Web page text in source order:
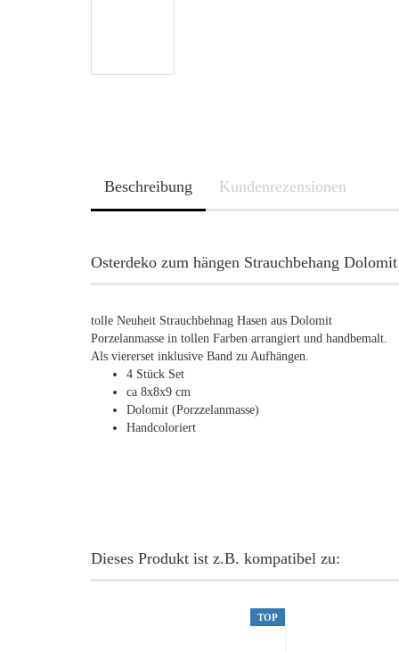
Beschreibung Kundenrezensionen
Osterdeko zum hängen Strauchbehang
tolle Neuheit Strauchbehnag Hasen aus Dolomit
Porzelanmasse in tollen Farben arrangiert und handbemalt.
Als viererset inklusive Band zu Aufhängen.
4 Stück Set
ca 8x8x9 cm
Dolomit (Porzzelanmasse)
Handcoloriert
Dieses Produkt ist z.B. kompatibel zu:
TOP